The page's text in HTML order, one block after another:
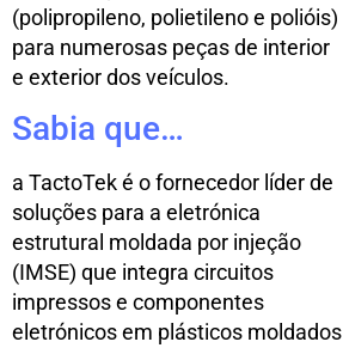
(polipropileno, polietileno e polióis)
para numerosas peças de interior
e exterior dos veículos.
Sabia que…
a TactoTek é o fornecedor líder de
soluções para a eletrónica
estrutural moldada por injeção
(IMSE) que integra circuitos
impressos e componentes
eletrónicos em plásticos moldados